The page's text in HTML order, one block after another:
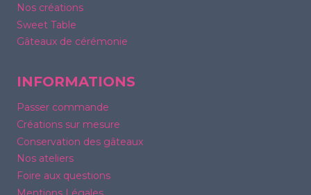
Nos créations
Sweet Table
Gâteaux de cérémonie
INFORMATIONS
Passer commande
Créations sur mesure
Conservation des gâteaux
Nos ateliers
Foire aux questions